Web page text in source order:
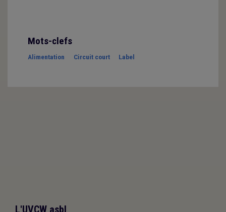
Mots-clefs
Alimentation Circuit court Label